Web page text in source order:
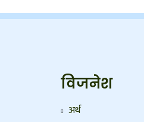
विजनेश
अर्थ